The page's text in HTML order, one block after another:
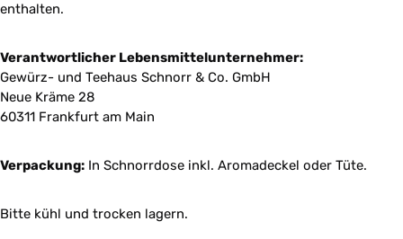
enthalten.
Verantwortlicher Lebensmittelunternehmer:
Gewürz- und Teehaus Schnorr & Co. GmbH
Neue Kräme 28
60311 Frankfurt am Main
Verpackung: In Schnorrdose inkl. Aromadeckel oder Tüte.
Bitte kühl und trocken lagern.